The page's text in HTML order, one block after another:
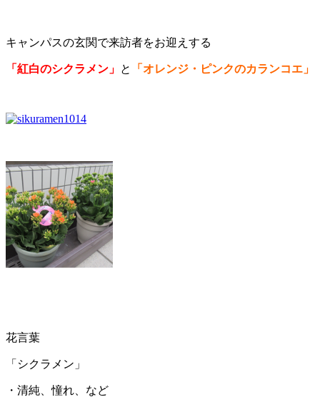
キャンパスの玄関で来訪者をお迎えする
「紅白のシクラメン」 と 「オレンジ・ピンクのカランコエ」
花言葉
「シクラメン」
・清純、憧れ、など